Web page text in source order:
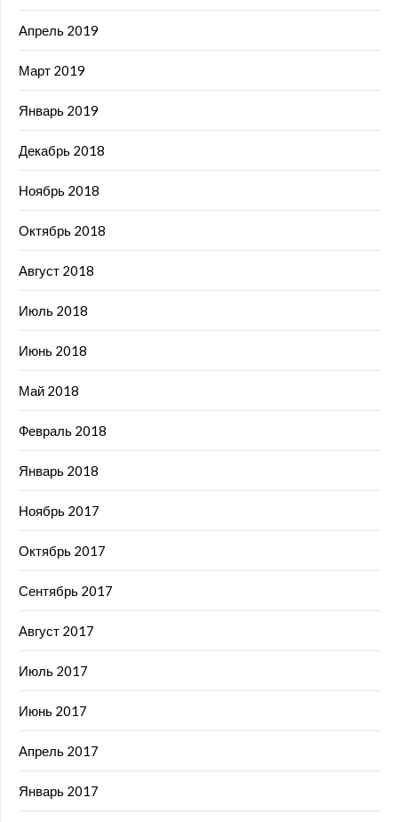
Апрель 2019
Март 2019
Январь 2019
Декабрь 2018
Ноябрь 2018
Октябрь 2018
Август 2018
Июль 2018
Июнь 2018
Май 2018
Февраль 2018
Январь 2018
Ноябрь 2017
Октябрь 2017
Сентябрь 2017
Август 2017
Июль 2017
Июнь 2017
Апрель 2017
Январь 2017